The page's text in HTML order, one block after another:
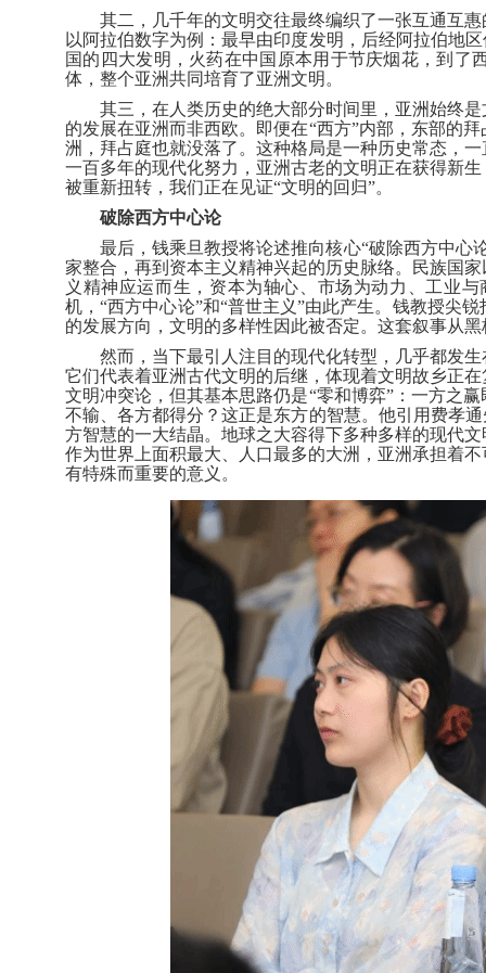
其二，几千年的文明交往最终编织了一张互通互
以阿拉伯数字为例：最早由印度发明，后经阿拉伯地
国的四大发明，火药在中国原本用于节庆烟花，到了
体，整个亚洲共同培育了亚洲文明。
其三，在人类历史的绝大部分时间里，亚洲始终
的发展在亚洲而非西欧。即便在“西方”内部，东部的
洲，拜占庭也就没落了。这种格局是一种历史常态，
一百多年的现代化努力，亚洲古老的文明正在获得新
被重新扭转，我们正在见证“文明的回归”。
破除西方中心论
最后，钱乘旦教授将论述推向核心“破除西方中心
家整合，再到资本主义精神兴起的历史脉络。民族国
义精神应运而生，资本为轴心、市场为动力、工业
机，“西方中心论”和“普世主义”由此产生。钱教授尖
的发展方向，文明的多样性因此被否定。这套叙事从
然而，当下最引人注目的现代化转型，几乎都发
它们代表着亚洲古代文明的后继，体现着文明故乡正
文明冲突论，但其基本思路仍是“零和博弈”：一方之
不输、各方都得分？这正是东方的智慧。他引用费孝
方智慧的一大结晶。地球之大容得下多种多样的现代
作为世界上面积最大、人口最多的大洲，亚洲承担着
有特殊而重要的意义。